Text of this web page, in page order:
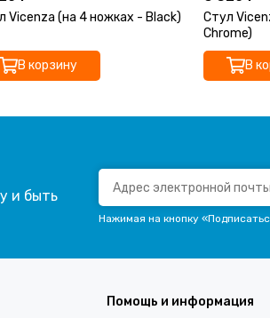
Vicenza (на 4 ножках - Black)
В корзину
Стул
Chrome)
В
и быть
Нажимая на кнопку
Помощь и информация